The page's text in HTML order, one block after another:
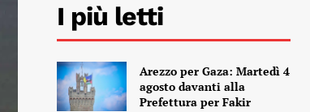
I più letti
Arezzo per Gaza: Martedì 4
agosto davanti alla
Prefettura per Fakir